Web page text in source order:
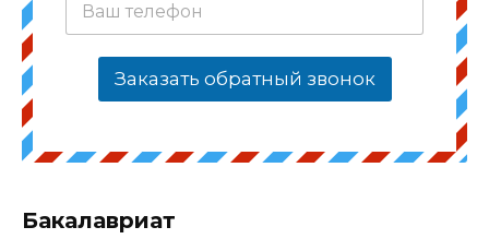
Заказать обратный звонок
Бакалавриат